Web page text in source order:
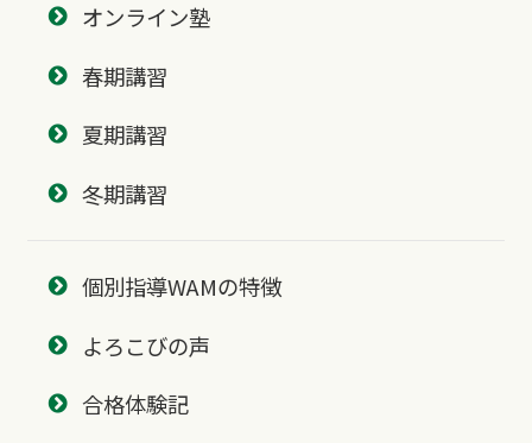
オンライン塾
春期講習
夏期講習
冬期講習
個別指導WAMの特徴
よろこびの声
合格体験記